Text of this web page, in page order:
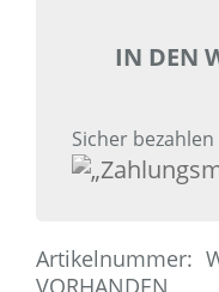
IN DEN
Sicher
Artikelnummer:
VORHANDEN